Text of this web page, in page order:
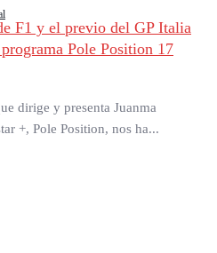
F1 y el previo del GP Italia
Pole Position 17
dirige y presenta Juanma
+, Pole Position, nos ha...